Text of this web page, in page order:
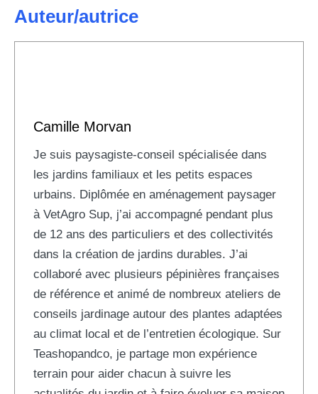
Auteur/autrice
Camille Morvan
Je suis paysagiste-conseil spécialisée dans
les jardins familiaux et les petits espaces
urbains. Diplômée en aménagement paysager
à VetAgro Sup, j’ai accompagné pendant plus
de 12 ans des particuliers et des collectivités
dans la création de jardins durables. J’ai
collaboré avec plusieurs pépinières françaises
de référence et animé de nombreux ateliers de
conseils jardinage autour des plantes adaptées
au climat local et de l’entretien écologique. Sur
Teashopandco, je partage mon expérience
terrain pour aider chacun à suivre les